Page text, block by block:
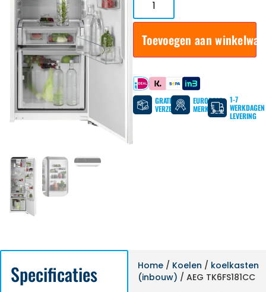
Toevoegen aan
Betaal met
GRATIS
VERZENDING
EUROPESE
MERKEN
1-7
WERKDAGEN
LEVERING
Specificaties Home/ Koelen / koelkasten
(inbouw) / AEG TK6FS181CC